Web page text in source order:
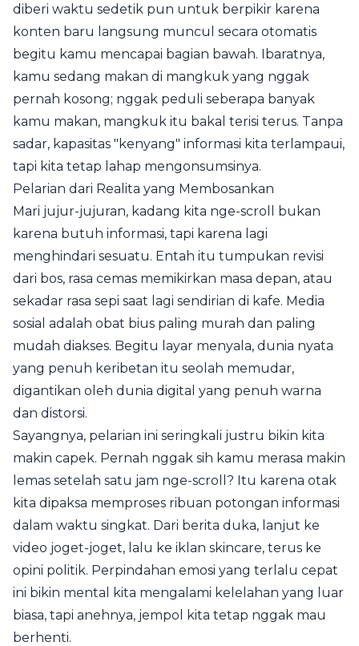
diberi waktu sedetik pun untuk berpikir karena
konten baru langsung muncul secara otomatis
begitu kamu mencapai bagian bawah. Ibaratnya,
kamu sedang makan di mangkuk yang nggak
pernah kosong; nggak peduli seberapa banyak
kamu makan, mangkuk itu bakal terisi terus. Tanpa
sadar, kapasitas "kenyang" informasi kita terlampaui,
tapi kita tetap lahap mengonsumsinya.
Pelarian dari Realita yang Membosankan
Mari jujur-jujuran, kadang kita nge-scroll bukan
karena butuh informasi, tapi karena lagi
menghindari sesuatu. Entah itu tumpukan revisi
dari bos, rasa cemas memikirkan masa depan, atau
sekadar rasa sepi saat lagi sendirian di kafe. Media
sosial adalah obat bius paling murah dan paling
mudah diakses. Begitu layar menyala, dunia nyata
yang penuh keribetan itu seolah memudar,
digantikan oleh dunia digital yang penuh warna
dan distorsi.
Sayangnya, pelarian ini seringkali justru bikin kita
makin capek. Pernah nggak sih kamu merasa makin
lemas setelah satu jam nge-scroll? Itu karena otak
kita dipaksa memproses ribuan potongan informasi
dalam waktu singkat. Dari berita duka, lanjut ke
video joget-joget, lalu ke iklan skincare, terus ke
opini politik. Perpindahan emosi yang terlalu cepat
ini bikin mental kita mengalami kelelahan yang luar
biasa, tapi anehnya, jempol kita tetap nggak mau
berhenti.